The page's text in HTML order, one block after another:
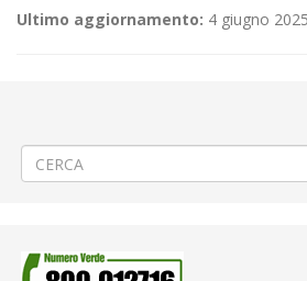
Ultimo aggiornamento: 4 giugno 2025